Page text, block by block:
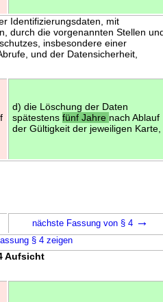
Identifizierungsdaten, mit
durch die vorgenannten Stellen
insbesondere einer
und der Datensicherheit,
d) die Löschung der Daten
spätestensfünf Jahre nach Ablauf
der Gültigkeit der jeweiligen Karte,
nächste Fassung von § 4 →
§ 4 zeigen
Aufsicht